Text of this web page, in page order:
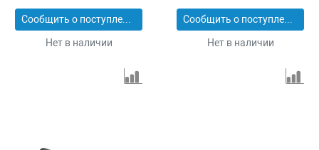
Сообщить о поступлении
Нет в наличии
Сообщить о поступлении
Нет в наличии